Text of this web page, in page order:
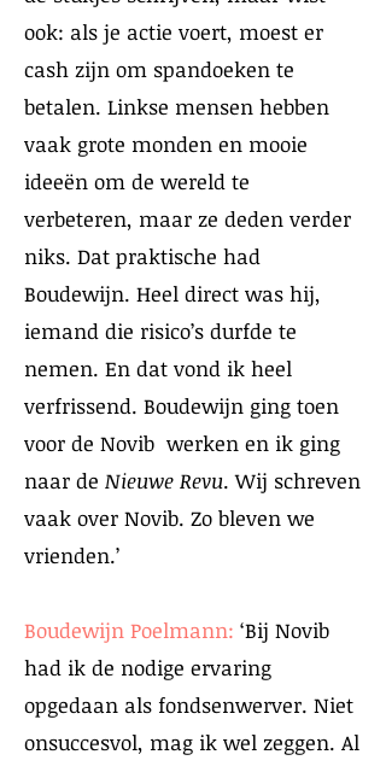
ook: als je actie voert, moest er
cash zijn om spandoeken te
betalen. Linkse mensen hebben
vaak grote monden en mooie
ideeën om de wereld te
verbeteren, maar ze deden verder
niks. Dat praktische had
Boudewijn. Heel direct was hij,
iemand die risico’s durfde te
nemen. En dat vond ik heel
verfrissend. Boudewijn ging toen
voor de Novib werken en ik ging
naar de Nieuwe Revu. Wij schreven
vaak over Novib. Zo bleven we
vrienden.’
Boudewijn Poelmann: ‘Bij Novib
had ik de nodige ervaring
opgedaan als fondsenwerver. Niet
onsuccesvol, mag ik wel zeggen. Al